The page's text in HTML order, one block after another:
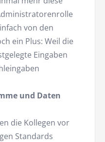
von den
ein Plus: Weil die
Eingaben
und Daten
die Kollegen vor
Standards